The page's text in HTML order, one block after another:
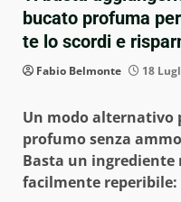
bucato profuma
te lo scordi e
Fabio Belmonte 18
Un modo alternativo
profumo senza
Basta un ingrediente
facilmente